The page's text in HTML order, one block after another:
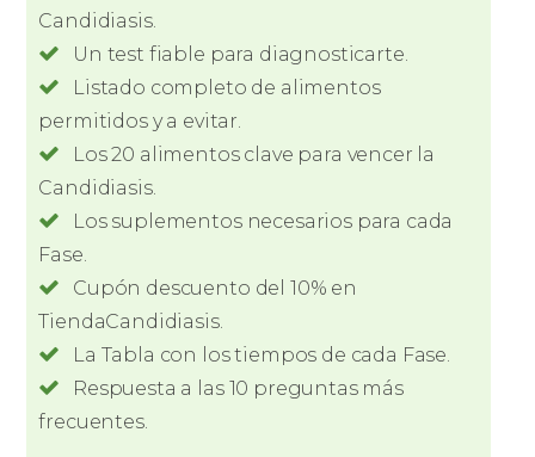
Candidiasis.
Un test fiable para diagnosticarte.
Listado completo de alimentos
permitidos y a evitar.
Los 20 alimentos clave para vencer la
Candidiasis.
Los suplementos necesarios para cada
Fase.
Cupón descuento del 10% en
TiendaCandidiasis.
La Tabla con los tiempos de cada Fase.
Respuesta a las 10 preguntas más
frecuentes.